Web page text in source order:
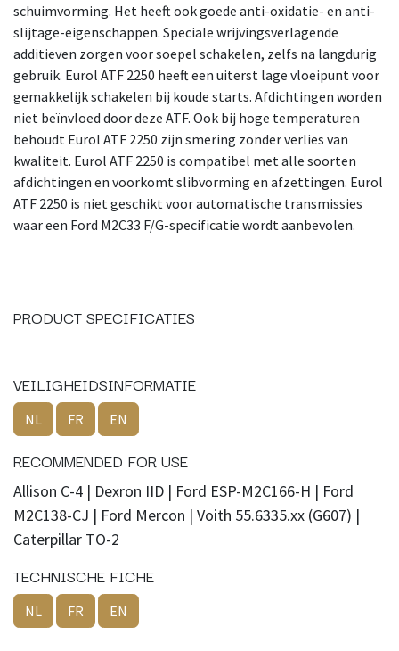
schuimvorming. Het heeft ook goede anti-oxidatie- en anti-
slijtage-eigenschappen. Speciale wrijvingsverlagende
additieven zorgen voor soepel schakelen, zelfs na langdurig
gebruik. Eurol ATF 2250 heeft een uiterst lage vloeipunt voor
gemakkelijk schakelen bij koude starts. Afdichtingen worden
niet beïnvloed door deze ATF. Ook bij hoge temperaturen
behoudt Eurol ATF 2250 zijn smering zonder verlies van
kwaliteit. Eurol ATF 2250 is compatibel met alle soorten
afdichtingen en voorkomt slibvorming en afzettingen. Eurol
ATF 2250 is niet geschikt voor automatische transmissies
waar een Ford M2C33 F/G-specificatie wordt aanbevolen.
PRODUCT SPECIFICATIES
VEILIGHEIDSINFORMATIE
NL FR EN
RECOMMENDED FOR USE
Allison C-4 | Dexron IID | Ford ESP-M2C166-H | Ford
M2C138-CJ | Ford Mercon | Voith 55.6335.xx (G607) |
Caterpillar TO-2
TECHNISCHE FICHE
NL FR EN